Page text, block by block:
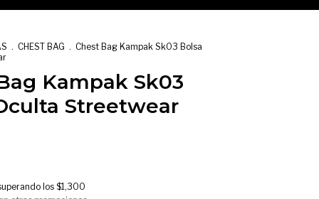
. CHEST BAG . Chest Bag Kampak Sk03 Bolsa
Kampak Sk03
Streetwear
los $1,300